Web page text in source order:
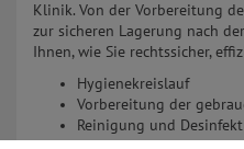
Klinik. Von der Vorbereitung
zur sicheren Lagerung nach
Ihnen, wie Sie rechtssicher,
Hygienekreislauf
Vorbereitung der
Reinigung und